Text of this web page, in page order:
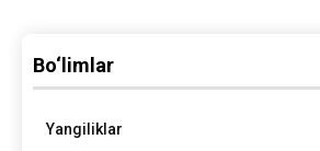
Bo‘limlar
Yangiliklar